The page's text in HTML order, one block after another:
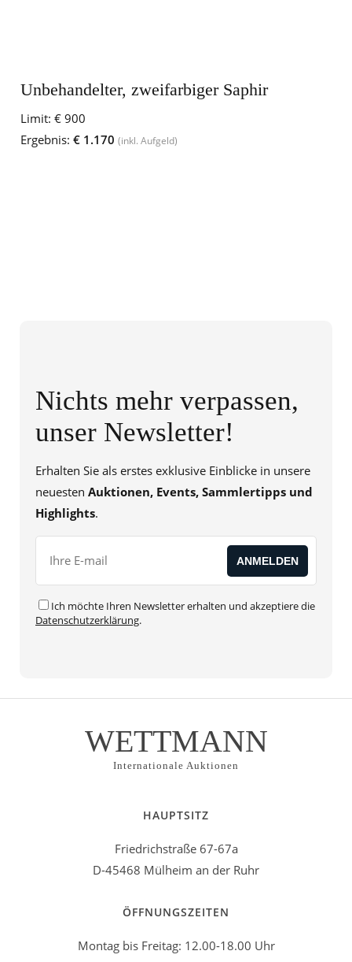
Unbehandelter, zweifarbiger Saphir
Limit: € 900
Ergebnis: € 1.170 (inkl. Aufgeld)
Nichts mehr verpassen,
unser Newsletter!
Erhalten Sie als erstes exklusive Einblicke in unsere
neuesten Auktionen, Events, Sammlertipps und
Highlights.
Ich möchte Ihren Newsletter erhalten und akzeptiere die
Datenschutzerklärung.
WETTMANN
Internationale Auktionen
HAUPTSITZ
Friedrichstraße 67-67a
D-45468 Mülheim an der Ruhr
ÖFFNUNGSZEITEN
Montag bis Freitag: 12.00-18.00 Uhr